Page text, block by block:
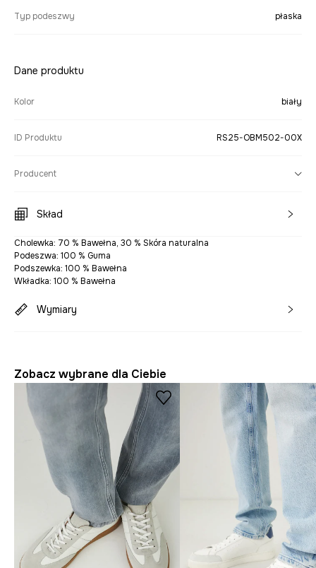
Typ podeszwy płaska
Dane produktu
Kolor biały
ID Produktu RS25-OBM502-00X
Producent
Skład
Cholewka: 70 % Bawełna, 30 % Skóra naturalna
Podeszwa: 100 % Guma
Podszewka: 100 % Bawełna
Wkładka: 100 % Bawełna
Wymiary
Zobacz wybrane dla Ciebie